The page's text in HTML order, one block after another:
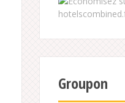
Groupon